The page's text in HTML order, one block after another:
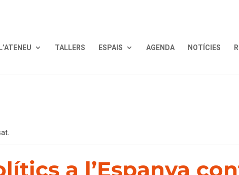
L’ATENEU TALLERS ESPAIS AGENDA NOTÍCIES
a l’Espanya